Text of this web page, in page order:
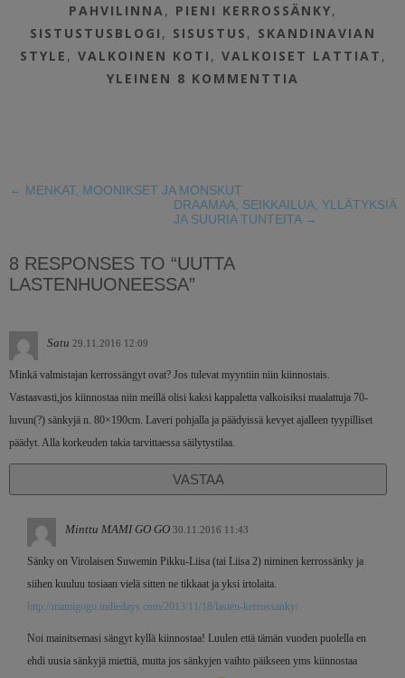
PAHVILINNA , PIENI KERROSSÄNKY,
SISTUSTUSBLOGI , SISUSTUS , SKANDINAVIAN
STYLE , VALKOINEN KOTI , VALKOISET LATTIAT ,
YLEINEN 8 KOMMENTTIA
← MENKAT, MOONIKSET JA MONSKUT
DRAAMAA, SEIKKAILUA, YLLÄTYKSIÄ
JA SUURIA TUNTEITA →
8 RESPONSES TO “UUTTA
LASTENHUONEESSA”
Satu 29.11.2016 12:09
Minkä valmistajan kerrossängyt ovat? Jos tulevat myyntiin niin kiinnostais.
Vastaavasti,jos kiinnostaa niin meillä olisi kaksi kappaletta valkoisiksi maalattuja 70-
luvun(?) sänkyjä n. 80×190cm. Laveri pohjalla ja päädyissä kevyet ajalleen tyypilliset
päädyt. Alla korkeuden takia tarvittaessa säilytystilaa.
VASTAA
Minttu MAMI GO GO 30.11.2016 11:43
Sänky on Virolaisen Suwemin Pikku-Liisa (tai Liisa 2) niminen kerrossänky ja
siihen kuuluu tosiaan vielä sitten ne tikkaat ja yksi irtolaita.
http://mamigogo.indiedays.com/2013/11/18/lasten-kerrossanky/
Noi mainitsemasi sängyt kyllä kiinnostaa! Luulen että tämän vuoden puolella en
ehdi uusia sänkyjä miettiä, mutta jos sänkyjen vaihto päikseen yms kiinnostaa